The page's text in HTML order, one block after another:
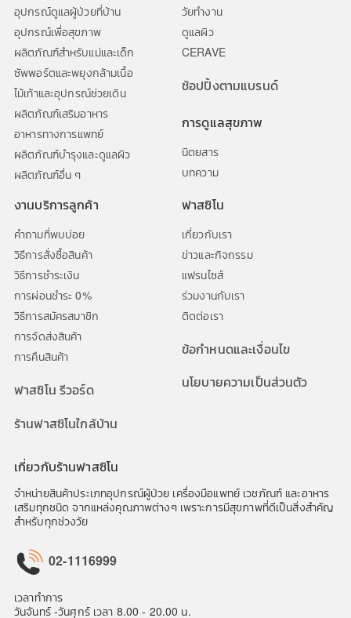
อุปกรณ์ดูแลผู้ป่วยที่บ้าน
อุปกรณ์เพื่อสุขภาพ
ผลิตภัณฑ์สำหรับแม่และเด็ก
ซัพพอร์ตและพยุงกล้ามเนื้อ
ไม้เท้าและอุปกรณ์ช่วยเดิน
ผลิตภัณฑ์เสริมอาหาร
อาหารทางการแพทย์
ผลิตภัณฑ์บำรุงและดูแลผิว
ผลิตภัณฑ์อื่น ๆ
วัยทำงาน
ดูแลผิว
CERAVE
ช้อปปิ้งตามแบรนด์
การดูแลสุขภาพ
นิตยสาร
บทความ
งานบริการลูกค้า
คำถามที่พบบ่อย
วิธีการสั่งซื้อสินค้า
วิธีการชำระเงิน
การผ่อนชำระ 0%
วิธีการสมัครสมาชิก
การจัดส่งสินค้า
การคืนสินค้า
ฟาสซิโน รีวอร์ด
ร้านฟาสซิโนใกล้บ้าน
ฟาสซิโน
เกี่ยวกับเรา
ข่าวและกิจกรรม
แฟรนไซส์
ร่วมงานกับเรา
ติดต่อเรา
ข้อกำหนดและเงื่อนไข
นโยบายความเป็นส่วนตัว
เกี่ยวกับร้านฟาสซิโน
จำหน่ายสินค้าประเภทอุปกรณ์ผู้ป่วย เครื่องมือแพทย์ เวชภัณฑ์ และอาหาร
เสริมทุกชนิด จากแหล่งคุณภาพต่างๆ เพราะการมีสุขภาพที่ดีเป็นสิ่งสำคัญ
สำหรับทุกช่วงวัย
02-1116999
เวลาทำการ
วันจันทร์ -วันศุกร์ เวลา 8.00 - 20.00 น.